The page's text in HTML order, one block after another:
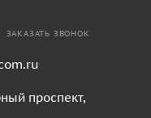
ЗАКАЗАТЬ ЗВОНОК
проспект,